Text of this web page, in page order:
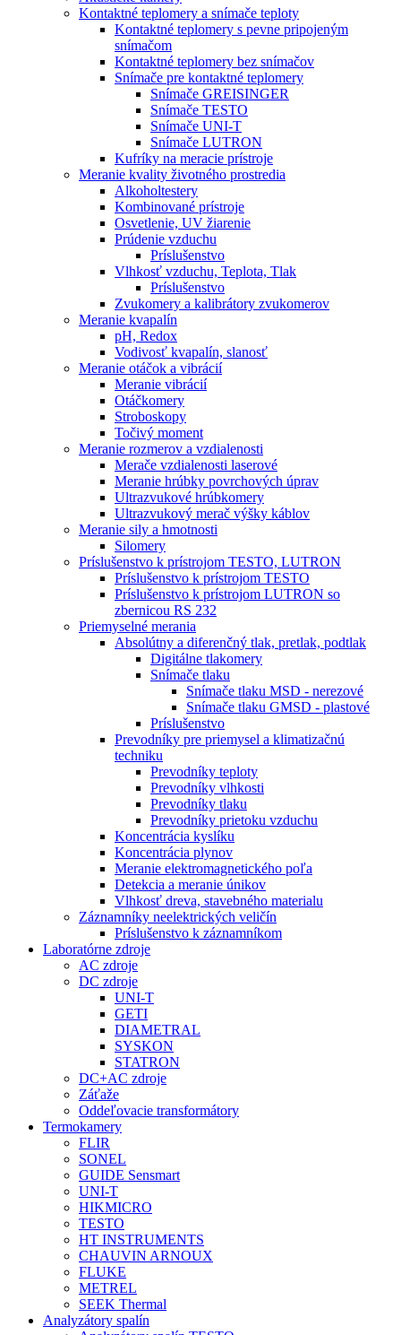
Kontaktné teplomery a snímače teploty
Kontaktné teplomery s pevne pripojeným
snímačom
Kontaktné teplomery bez snímačov
Snímače pre kontaktné teplomery
Snímače GREISINGER
Snímače TESTO
Snímače UNI-T
Snímače LUTRON
Kufríky na meracie prístroje
Meranie kvality životného prostredia
Alkoholtestery
Kombinované prístroje
Osvetlenie, UV žiarenie
Prúdenie vzduchu
Príslušenstvo
Vlhkosť vzduchu, Teplota, Tlak
Príslušenstvo
Zvukomery a kalibrátory zvukomerov
Meranie kvapalín
pH, Redox
Vodivosť kvapalín, slanosť
Meranie otáčok a vibrácií
Meranie vibrácií
Otáčkomery
Stroboskopy
Točivý moment
Meranie rozmerov a vzdialenosti
Merače vzdialenosti laserové
Meranie hrúbky povrchových úprav
Ultrazvukové hrúbkomery
Ultrazvukový merač výšky káblov
Meranie sily a hmotnosti
Silomery
Príslušenstvo k prístrojom TESTO, LUTRON
Príslušenstvo k prístrojom TESTO
Príslušenstvo k prístrojom LUTRON so
zbernicou RS 232
Priemyselné merania
Absolútny a diferenčný tlak, pretlak, podtlak
Digitálne tlakomery
Snímače tlaku
Snímače tlaku MSD - nerezové
Snímače tlaku GMSD - plastové
Príslušenstvo
Prevodníky pre priemysel a klimatizačnú
techniku
Prevodníky teploty
Prevodníky vlhkosti
Prevodníky tlaku
Prevodníky prietoku vzduchu
Koncentrácia kyslíku
Koncentrácia plynov
Meranie elektromagnetického poľa
Detekcia a meranie únikov
Vlhkosť dreva, stavebného materialu
Záznamníky neelektrických veličín
Príslušenstvo k záznamníkom
Laboratórne zdroje
AC zdroje
DC zdroje
UNI-T
GETI
DIAMETRAL
SYSKON
STATRON
DC+AC zdroje
Záťaže
Oddeľovacie transformátory
Termokamery
FLIR
SONEL
GUIDE Sensmart
UNI-T
HIKMICRO
TESTO
HT INSTRUMENTS
CHAUVIN ARNOUX
FLUKE
METREL
SEEK Thermal
Analyzátory spalín